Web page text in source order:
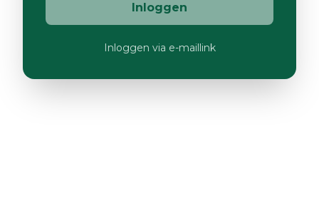
Inloggen
Inloggen via e-maillink